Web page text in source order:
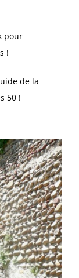
pour
!
de la
50 !